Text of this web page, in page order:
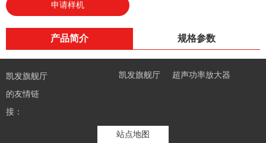
申请样机
产品简介 规格参数
凯发旗舰厅
的友情链
接：
凯发旗舰厅
超声功率放大器
站点地图